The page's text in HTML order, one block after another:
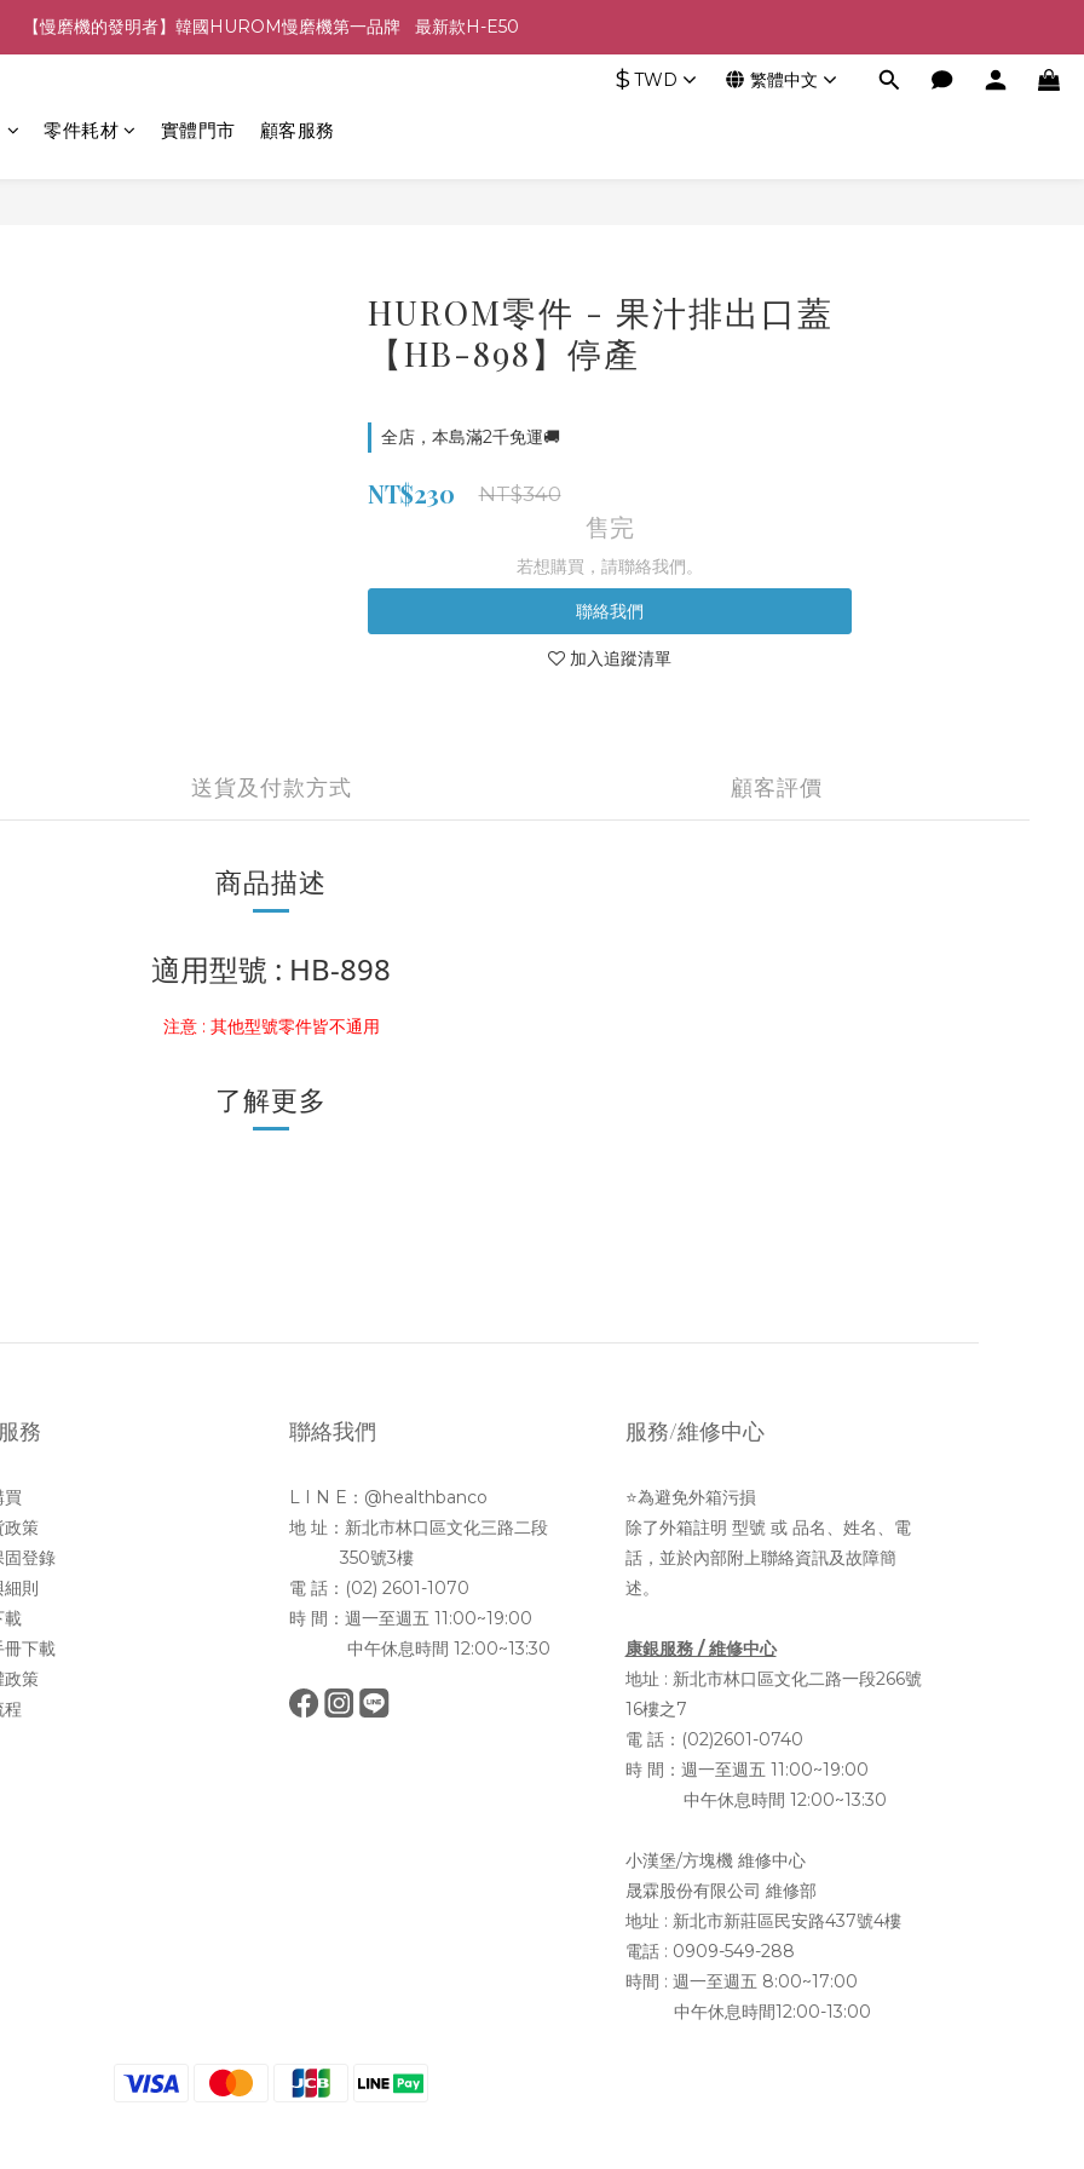
【慢磨機的發明者】韓國HUROM慢磨機第一品牌   最新款H-E50
$ TWD 繁體中文
零件耗材 實體門市 顧客服務
HUROM零件 - 果汁排出口蓋
【HB-898】停產
全店，本島滿2千免運🚚
NT$230 NT$340
售完
若想購買，請聯絡我們。
聯絡我們
加入追蹤清單
送貨及付款方式 顧客評價
商品描述
適用型號 : HB-898
注意 : 其他型號零件皆不通用
了解更多
務
買
政策
登錄
則
載
下載
政策
程
聯絡我們
L I N E：@healthbanco
地 址：新北市林口區文化三路二段
350號3樓
電 話：(02) 2601-1070
時 間：週一至週五 11:00~19:00
中午休息時間 12:00~13:30
服務/維修中心
⭐為避免外箱污損
除了外箱註明 型號 或 品名、姓名、電
話，並於內部附上聯絡資訊及故障簡
述。
康銀服務 / 維修中心
地址 : 新北市林口區文化二路一段266號
16樓之7
電 話：(02)2601-0740
時 間：週一至週五 11:00~19:00
中午休息時間 12:00~13:30
小漢堡/方塊機 維修中心
晟霖股份有限公司 維修部
地址 : 新北市新莊區民安路437號4樓
電話 : 0909-549-288
時間 : 週一至週五 8:00~17:00
中午休息時間12:00-13:00